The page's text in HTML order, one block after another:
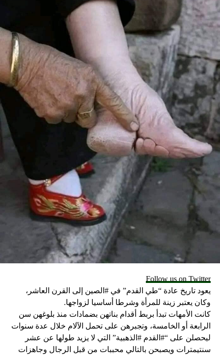
وقتلوا ٣٨ مسيحياً مدمرين البيوت والكنائس.
مقاتلو فولاني قتلوا آلاف المسيحيين في العام ٢٠١٨ في ما
وصفته إبادة مسيحيّة في الحزام الأوسط لنيجيريا وباتوا يُعتبرون
اليوم التهديد الأوّل للمسيحيين في البلاد.
العودة الى الصفحة الرئيسية
فرنسيس: أصلّي من أجل الموتى والجرحى وعائلاتهم
عن قربي من أخوتنا المسلمين
DON'T MISS
حاملاً صليبه في الحياة الأرضية
Follow us on Twitter
يعود تاريخ عادة “طي القدم” في #الصين إلى القرن العاشر،
وكان يعتبر زينة للمرأة وشرطا أساسيا لزواجها.
كانت الأمهات تبدأ بربط أقدام بناتهن بضمادات منذ بلوغهن سن
الرابعة أو الخامسة، وتجبرهن على تحمل الآلام خلال عدة سنوات
ليحصلن على “#القدم #الذهبية” التي لا يزيد طولها عن عشر
سنتيمترات ويصبحن بالتالي محببات من قبل الرجال وجاهزات